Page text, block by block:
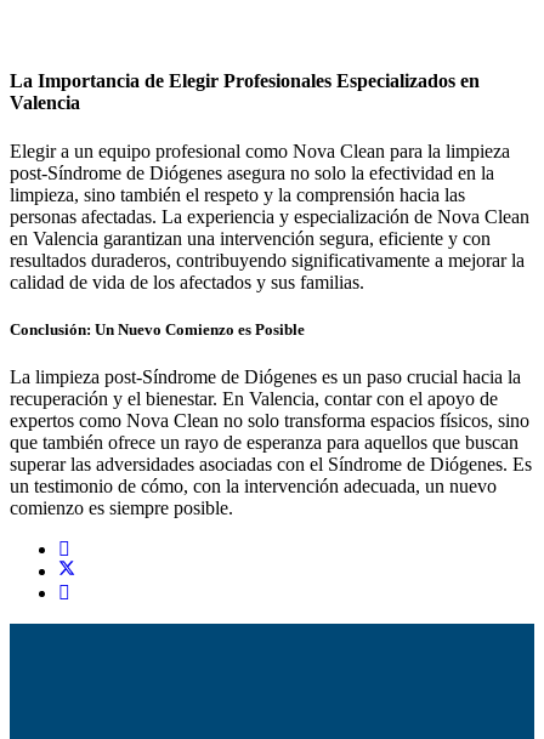
La Importancia de Elegir Profesionales Especializados en
Valencia
Elegir a un equipo profesional como Nova Clean para la limpieza
post-Síndrome de Diógenes asegura no solo la efectividad en la
limpieza, sino también el respeto y la comprensión hacia las
personas afectadas. La experiencia y especialización de Nova Clean
en Valencia garantizan una intervención segura, eficiente y con
resultados duraderos, contribuyendo significativamente a mejorar la
calidad de vida de los afectados y sus familias.
Conclusión: Un Nuevo Comienzo es Posible
La limpieza post-Síndrome de Diógenes es un paso crucial hacia la
recuperación y el bienestar. En Valencia, contar con el apoyo de
expertos como Nova Clean no solo transforma espacios físicos, sino
que también ofrece un rayo de esperanza para aquellos que buscan
superar las adversidades asociadas con el Síndrome de Diógenes. Es
un testimonio de cómo, con la intervención adecuada, un nuevo
comienzo es siempre posible.